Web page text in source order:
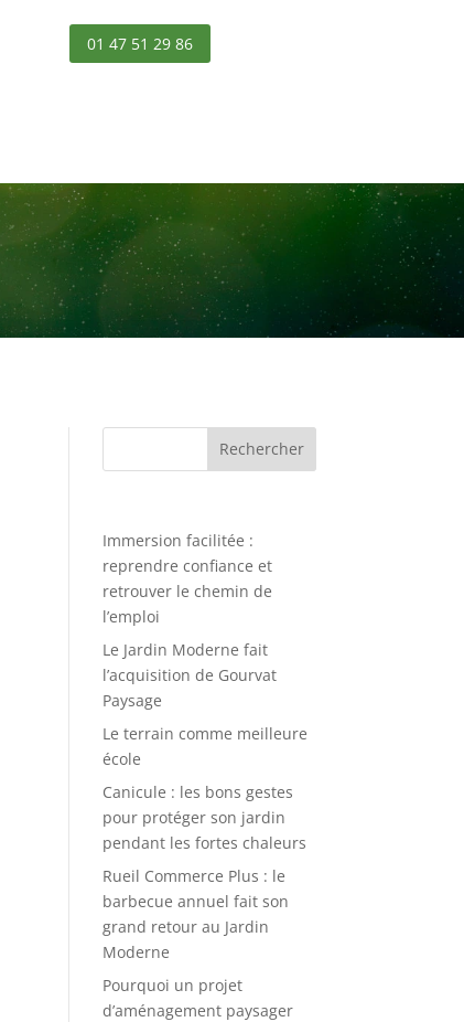
01 47 51 29 86
Rechercher
Immersion facilitée :
reprendre confiance et
retrouver le chemin de
l’emploi
Le Jardin Moderne fait
l’acquisition de Gourvat
Paysage
Le terrain comme meilleure
école
Canicule : les bons gestes
pour protéger son jardin
pendant les fortes chaleurs
Rueil Commerce Plus : le
barbecue annuel fait son
grand retour au Jardin
Moderne
Pourquoi un projet
d’aménagement paysager